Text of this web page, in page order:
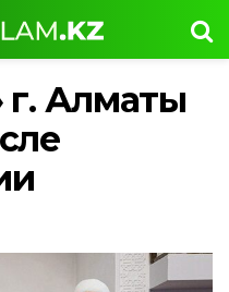
г. Алматы